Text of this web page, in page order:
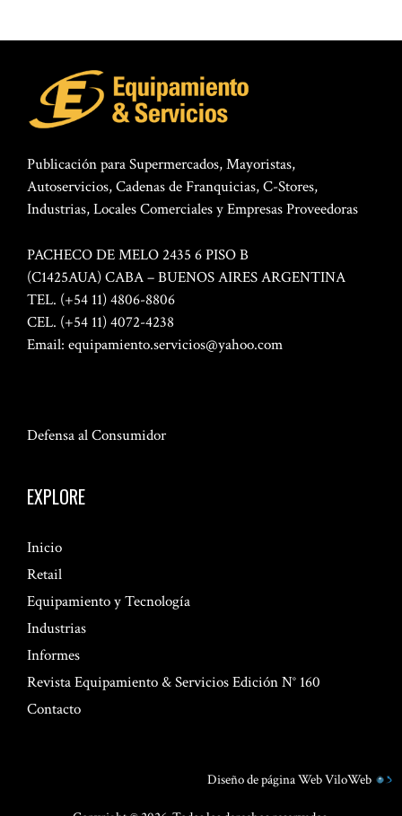
Publicación para Supermercados, Mayoristas,
Autoservicios, Cadenas de Franquicias, C-Stores,
Industrias, Locales Comerciales y Empresas Proveedoras
PACHECO DE MELO 2435 6 PISO B
(C1425AUA) CABA – BUENOS AIRES ARGENTINA
TEL. (+54 11) 4806-8806
CEL. (+54 11) 4072-4238
Email: equipamiento.servicios@yahoo.com
Defensa al Consumidor
EXPLORE
Inicio
Retail
Equipamiento y Tecnología
Industrias
Informes
Revista Equipamiento & Servicios Edición N° 160
Contacto
Diseño de página WebViloWeb